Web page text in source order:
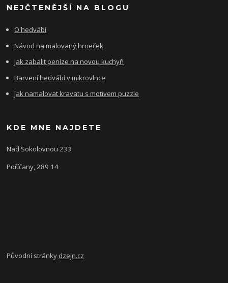
NEJČTENĚJŠÍ NA BLOGU
O hedvábí
Návod na malovaný hrneček
Jak zabalit peníze na novou kuchyň
Barvení hedvábí v mikrovlnce
Jak namalovat kravatu s motivem puzzle
KDE MNE NAJDETE
Nad Sokolovnou 233
Poříčany, 289 14
Původní stránky dzejn.cz